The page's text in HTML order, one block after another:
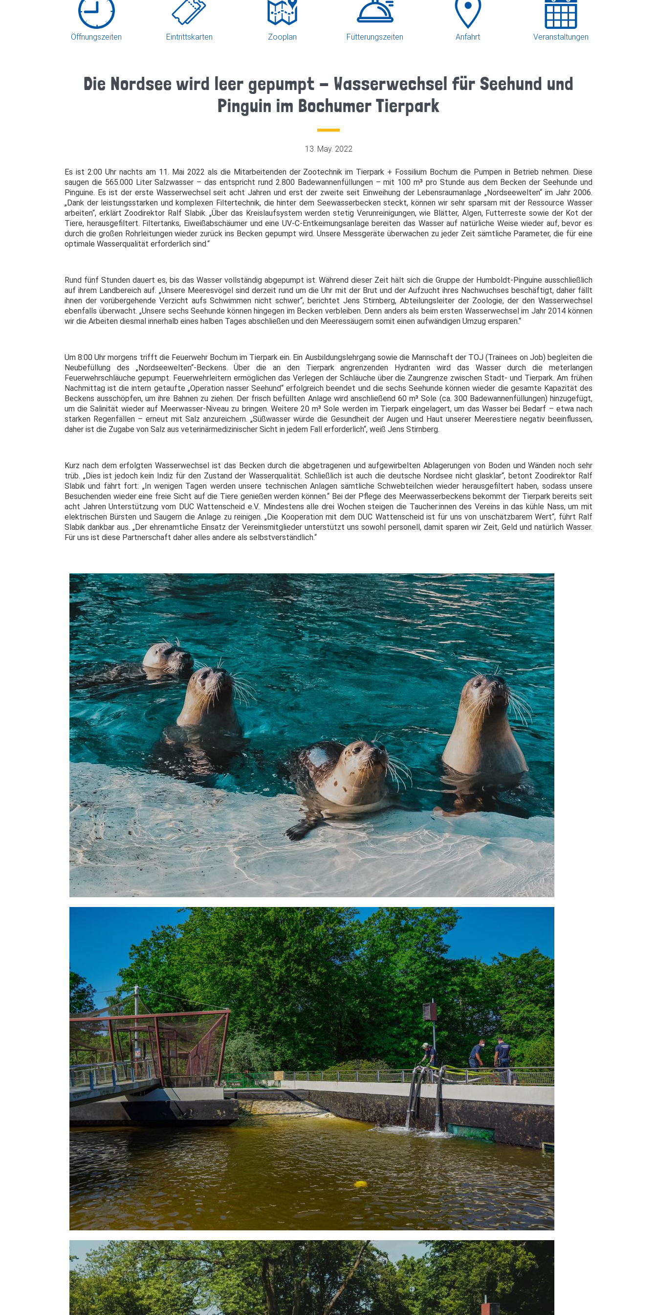
Öffnungszeiten Eintrittskarten Zooplan Fütterungszeiten Anfahrt Veranstaltungen
Die Nordsee wird leer gepumpt - Wasserwechsel für Seehund und
Pinguin im Bochumer Tierpark
13. May. 2022
Es ist 2:00 Uhr nachts am 11. Mai 2022 als die Mitarbeitenden der Zootechnik im Tierpark + Fossilium Bochum die Pumpen in Betrieb nehmen. Diese
saugen die 565.000 Liter Salzwasser – das entspricht rund 2.800 Badewannenfüllungen – mit 100 m³ pro Stunde aus dem Becken der Seehunde und
Pinguine. Es ist der erste Wasserwechsel seit acht Jahren und erst der zweite seit Einweihung der Lebensraumanlage „Nordseewelten“ im Jahr 2006.
„Dank der leistungsstarken und komplexen Filtertechnik, die hinter dem Seewasserbecken steckt, können wir sehr sparsam mit der Ressource Wasser
arbeiten“, erklärt Zoodirektor Ralf Slabik. „Über das Kreislaufsystem werden stetig Verunreinigungen, wie Blätter, Algen, Futterreste sowie der Kot der
Tiere, herausgefiltert. Filtertanks, Eiweißabschäumer und eine UV-C-Entkeimungsanlage bereiten das Wasser auf natürliche Weise wieder auf, bevor es
durch die großen Rohrleitungen wieder zurück ins Becken gepumpt wird. Unsere Messgeräte überwachen zu jeder Zeit sämtliche Parameter, die für eine
optimale Wasserqualität erforderlich sind.“
Rund fünf Stunden dauert es, bis das Wasser vollständig abgepumpt ist. Während dieser Zeit hält sich die Gruppe der Humboldt-Pinguine ausschließlich
auf ihrem Landbereich auf. „Unsere Meeresvögel sind derzeit rund um die Uhr mit der Brut und der Aufzucht ihres Nachwuchses beschäftigt, daher fällt
ihnen der vorübergehende Verzicht aufs Schwimmen nicht schwer“, berichtet Jens Stirnberg, Abteilungsleiter der Zoologie, der den Wasserwechsel
ebenfalls überwacht. „Unsere sechs Seehunde können hingegen im Becken verbleiben. Denn anders als beim ersten Wasserwechsel im Jahr 2014 können
wir die Arbeiten diesmal innerhalb eines halben Tages abschließen und den Meeressäugern somit einen aufwändigen Umzug ersparen.“
Um 8:00 Uhr morgens trifft die Feuerwehr Bochum im Tierpark ein. Ein Ausbildungslehrgang sowie die Mannschaft der TOJ (Trainees on Job) begleiten die
Neubefüllung des „Nordseewelten“-Beckens. Über die an den Tierpark angrenzenden Hydranten wird das Wasser durch die meterlangen
Feuerwehrschläuche gepumpt. Feuerwehrleitern ermöglichen das Verlegen der Schläuche über die Zaungrenze zwischen Stadt- und Tierpark. Am frühen
Nachmittag ist die intern getaufte „Operation nasser Seehund“ erfolgreich beendet und die sechs Seehunde können wieder die gesamte Kapazität des
Beckens ausschöpfen, um ihre Bahnen zu ziehen. Der frisch befüllten Anlage wird anschließend 60 m³ Sole (ca. 300 Badewannenfüllungen) hinzugefügt,
um die Salinität wieder auf Meerwasser-Niveau zu bringen. Weitere 20 m³ Sole werden im Tierpark eingelagert, um das Wasser bei Bedarf – etwa nach
starken Regenfällen – erneut mit Salz anzureichern. „Süßwasser würde die Gesundheit der Augen und Haut unserer Meerestiere negativ beeinflussen,
daher ist die Zugabe von Salz aus veterinärmedizinischer Sicht in jedem Fall erforderlich“, weiß Jens Stirnberg.
Kurz nach dem erfolgten Wasserwechsel ist das Becken durch die abgetragenen und aufgewirbelten Ablagerungen von Boden und Wänden noch sehr
trüb. „Dies ist jedoch kein Indiz für den Zustand der Wasserqualität. Schließlich ist auch die deutsche Nordsee nicht glasklar“, betont Zoodirektor Ralf
Slabik und fährt fort: „In wenigen Tagen werden unsere technischen Anlagen sämtliche Schwebteilchen wieder herausgefiltert haben, sodass unsere
Besuchenden wieder eine freie Sicht auf die Tiere genießen werden können.“ Bei der Pflege des Meerwasserbeckens bekommt der Tierpark bereits seit
acht Jahren Unterstützung vom DUC Wattenscheid e.V.. Mindestens alle drei Wochen steigen die Taucher:innen des Vereins in das kühle Nass, um mit
elektrischen Bürsten und Saugern die Anlage zu reinigen. „Die Kooperation mit dem DUC Wattenscheid ist für uns von unschätzbarem Wert“, führt Ralf
Slabik dankbar aus. „Der ehrenamtliche Einsatz der Vereinsmitglieder unterstützt uns sowohl personell, damit sparen wir Zeit, Geld und natürlich Wasser.
Für uns ist diese Partnerschaft daher alles andere als selbstverständlich.“